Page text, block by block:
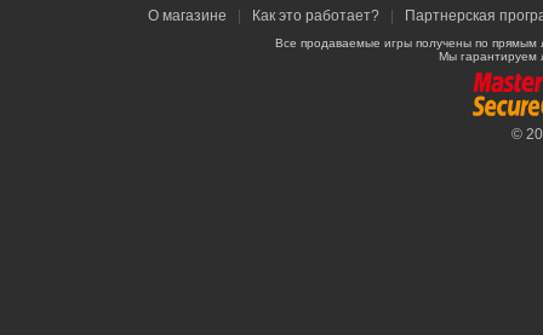
О магазине Как это работает? Партнерская
Все продаваемые игры получены по
Мы гарантируем
©